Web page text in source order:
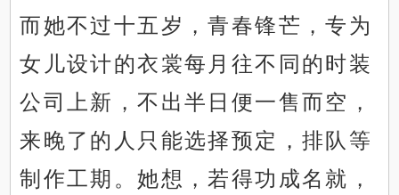
而她不过十五岁，青春锋芒，专为
女儿设计的衣裳每月往不同的时装
公司上新，不出半日便一售而空，
来晚了的人只能选择预定，排队等
制作工期。她想，若得功成名就，